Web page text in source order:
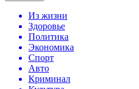
Из жизни
Здоровье
Политика
Экономика
Спорт
Авто
Криминал